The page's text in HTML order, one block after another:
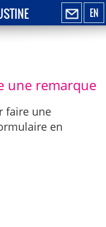
EN
une remarque
faire une
en